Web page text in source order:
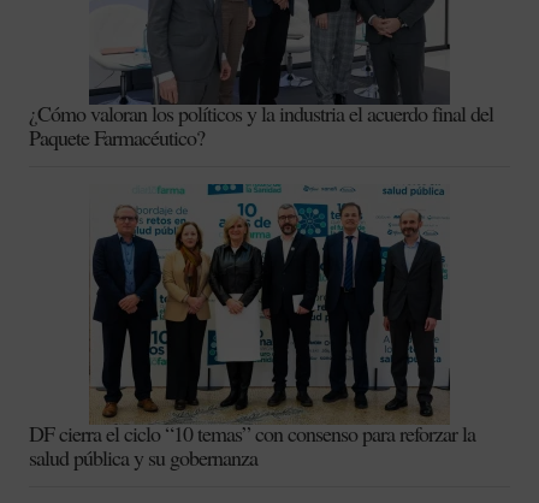
¿Cómo valoran los políticos y la industria el acuerdo final del
Paquete Farmacéutico?
DF cierra el ciclo “10 temas” con consenso para reforzar la
salud pública y su gobernanza